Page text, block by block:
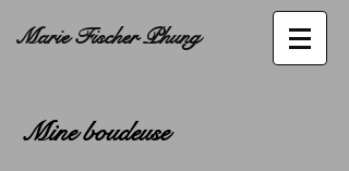
Fischer Phung
Mine boudeuse